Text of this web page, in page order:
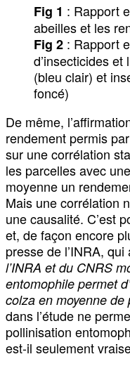
Fig 1 : Rapport
abeilles et les
Fig 2 : Rapport
d’insecticides et
(bleu clair) et
foncé)
De même,
rendement permis
sur une corrélation
les parcelles avec
moyenne un
Mais une corrélation
une causalité. C’est
et, de façon encore
presse de l’INRA,
l’INRA et du CNRS
entomophile permet
colza en moyenne de
dans l’étude ne
pollinisation
est-il seulement